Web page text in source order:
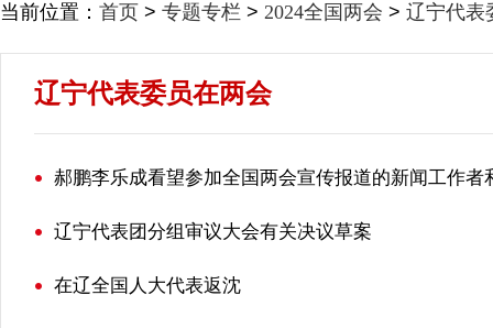
当前位置： 首页 > 专题专栏 > 2024全国两会 > 辽宁代表
辽宁代表委员在两会
辽宁代表团分组审议大会有关决议草案
在辽全国人大代表返沈